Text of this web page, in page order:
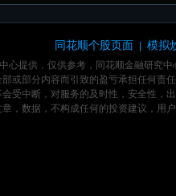
同花顺个股页面 | 模拟
心提供，仅供参考，同花顺金融研究
或部分内容而引致的盈亏承担任何
受中断，对服务的及时性，安全性，
，数据，不构成任何的投资建议，用